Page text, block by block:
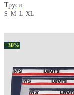
Труси
S M L XL
−30%